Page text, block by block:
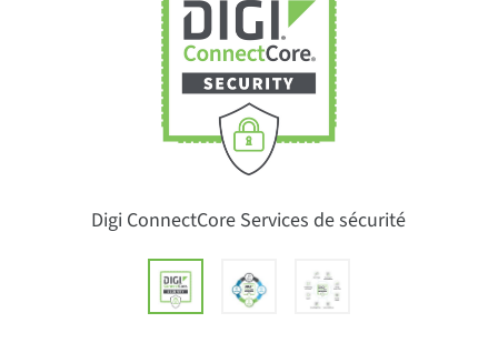
Digi ConnectCore Services de sécurité